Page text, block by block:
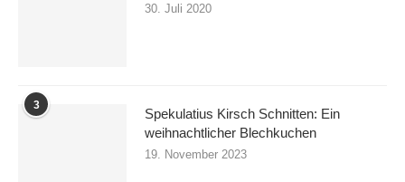
30. Juli 2020
3
Spekulatius Kirsch Schnitten: Ein
weihnachtlicher Blechkuchen
19. November 2023